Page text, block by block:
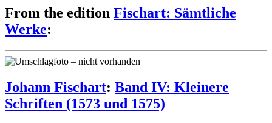
From the edition Fischart: Sämtliche
Werke:
Johann Fischart: Band IV: Kleinere
Schriften (1573 und 1575)